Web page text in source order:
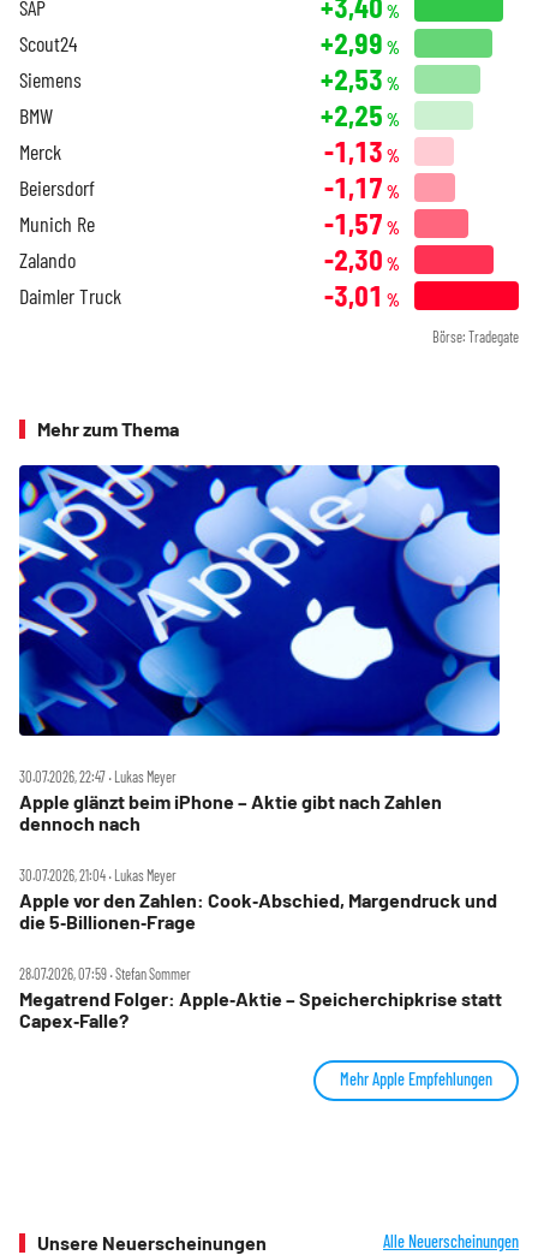
SAP %
Scout24 +2,99 %
Siemens +2,53 %
BMW +2,25 %
Merck -1,13 %
Beiersdorf -1,17 %
Munich Re -1,57 %
Zalando -2,30 %
Daimler Truck -3,01 %
Börse: Tradegate
Mehr zum Thema
30.07.2026, 22:47 ‧ Lukas Meyer
Apple glänzt beim iPhone – Aktie gibt nach Zahlen
dennoch nach
30.07.2026, 21:04 ‧ Lukas Meyer
Apple vor den Zahlen: Cook‑Abschied, Margendruck und
die 5‑Billionen‑Frage
28.07.2026, 07:59 ‧ Stefan Sommer
Megatrend Folger: Apple‑Aktie – Speicherchipkrise statt
Capex‑Falle?
Mehr Apple Empfehlungen
Unsere Neuerscheinungen Alle Neuerscheinungen